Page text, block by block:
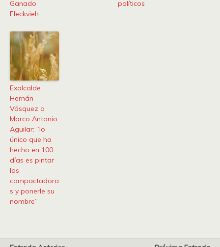
Ganado
Fleckvieh
políticos
Exalcalde
Hernán
Vásquez a
Marco Antonio
Aguilar: “lo
único que ha
hecho en 100
días es pintar
las
compactadora
s y ponerle su
nombre”